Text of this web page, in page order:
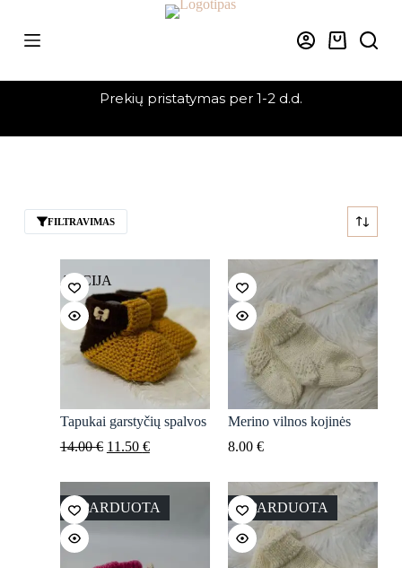
content
Krepšelis
Prekių pristatymas per 1-2 d.d.
FILTRAVIMAS
AKCIJA
Tapukai garstyčių spalvos
14.00€ Original
14.00 €.
11.50 €Current
11.50 €.
Merino vilnos kojinės
8.00 €
IŠPARDUOTA IŠPARDUOTA